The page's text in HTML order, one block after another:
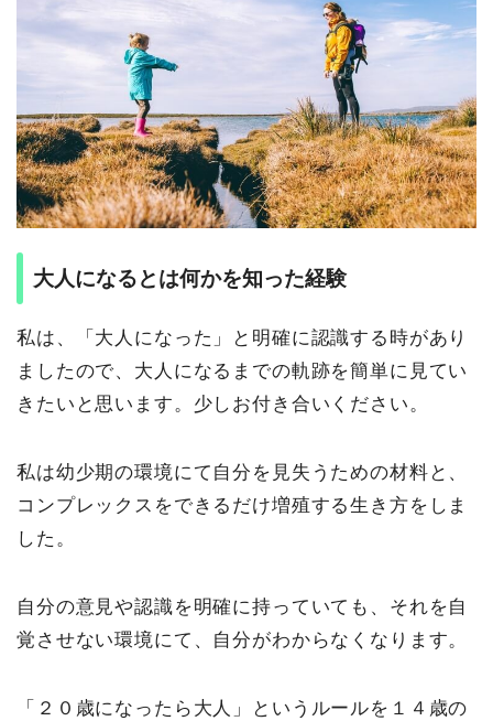
大人になるとは何かを知った経験
私は、「大人になった」と明確に認識する時があり
ましたので、大人になるまでの軌跡を簡単に見てい
きたいと思います。少しお付き合いください。
私は幼少期の環境にて自分を見失うための材料と、
コンプレックスをできるだけ増殖する生き方をしま
した。
自分の意見や認識を明確に持っていても、それを自
覚させない環境にて、自分がわからなくなります。
「２０歳になったら大人」というルールを１４歳の